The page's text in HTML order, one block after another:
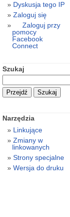
Dyskusja tego IP
Zaloguj się
Zaloguj przy
pomocy
Facebook
Connect
Szukaj
Narzędzia
Linkujące
Zmiany w
linkowanych
Strony specjalne
Wersja do druku